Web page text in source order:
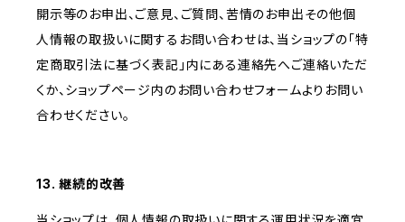
開示等のお申出、ご意見、ご質問、苦情のお申出その他個
人情報の取扱いに関するお問い合わせは、当ショップの「特
定商取引法に基づく表記」内にある連絡先へご連絡いただ
くか、ショップページ内のお問い合わせフォームよりお問い
合わせください。
13. 継続的改善